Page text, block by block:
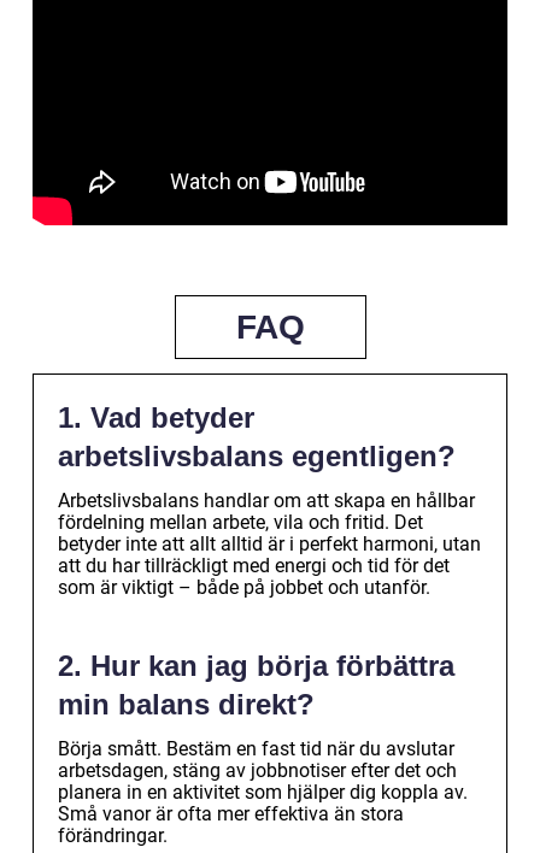
FAQ
1. Vad betyder
arbetslivsbalans egentligen?
Arbetslivsbalans handlar om att skapa en hållbar
fördelning mellan arbete, vila och fritid. Det
betyder inte att allt alltid är i perfekt harmoni, utan
att du har tillräckligt med energi och tid för det
som är viktigt – både på jobbet och utanför.
2. Hur kan jag börja förbättra
min balans direkt?
Börja smått. Bestäm en fast tid när du avslutar
arbetsdagen, stäng av jobbnotiser efter det och
planera in en aktivitet som hjälper dig koppla av.
Små vanor är ofta mer effektiva än stora
förändringar.